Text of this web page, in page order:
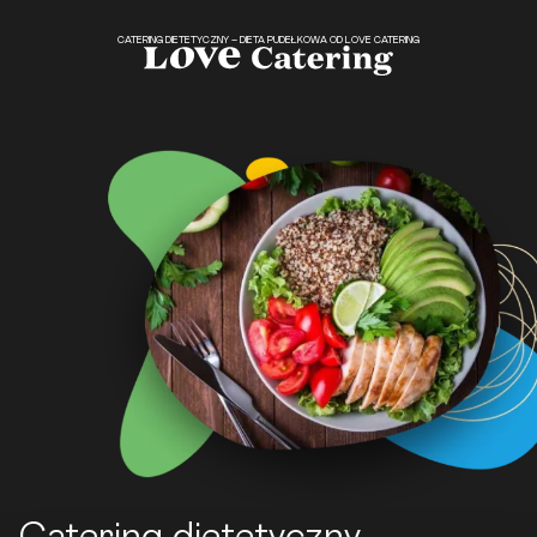
CATERING DIETETYCZNY – DIETA PUDEŁKOWA OD LOVE CATERING